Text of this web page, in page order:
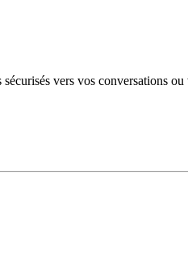
vers vos conversations